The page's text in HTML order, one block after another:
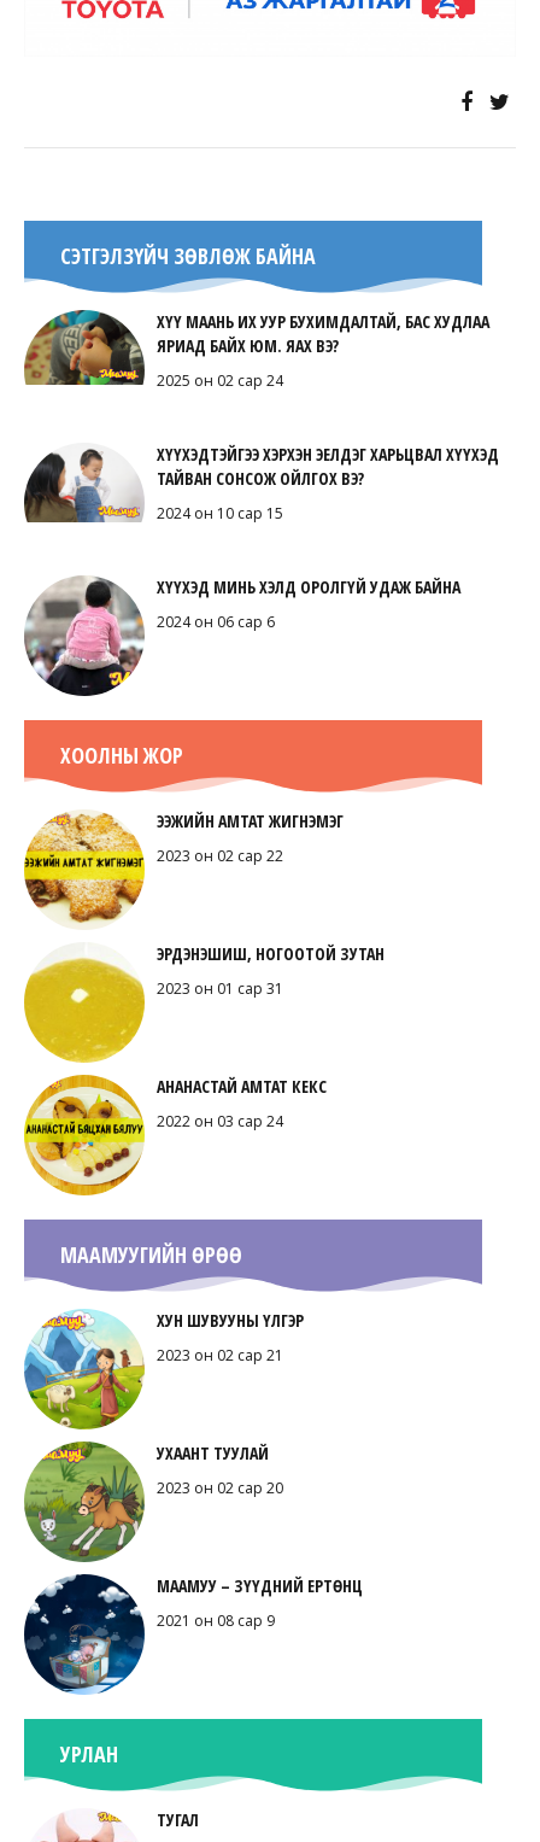
СЭТГЭЛЗҮЙЧ ЗӨВЛӨЖ БАЙНА
ХҮҮ МААНЬ ИХ УУР БУХИМДАЛТАЙ, БАС ХУДЛАА
ЯРИАД БАЙХ ЮМ. ЯАХ ВЭ?
2025 он 02 сар 24
ХҮҮХЭДТЭЙГЭЭ ХЭРХЭН ЭЕЛДЭГ ХАРЬЦВАЛ ХҮҮХЭД
ТАЙВАН СОНСОЖ ОЙЛГОХ ВЭ?
2024 он 10 сар 15
ХҮҮХЭД МИНЬ ХЭЛД ОРОЛГҮЙ УДАЖ БАЙНА
2024 он 06 сар 6
ХООЛНЫ ЖОР
ЭЭЖИЙН АМТАТ ЖИГНЭМЭГ
2023 он 02 сар 22
ЭРДЭНЭШИШ, НОГООТОЙ ЗУТАН
2023 он 01 сар 31
АНАНАСТАЙ АМТАТ КЕКС
2022 он 03 сар 24
МААМУУГИЙН ӨРӨӨ
ХУН ШУВУУНЫ ҮЛГЭР
2023 он 02 сар 21
УХААНТ ТУУЛАЙ
2023 он 02 сар 20
МААМУУ – ЗҮҮДНИЙ ЕРТӨНЦ
2021 он 08 сар 9
УРЛАН
ТУГАЛ